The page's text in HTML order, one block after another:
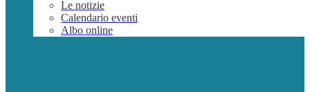
Le notizie
Calendario eventi
Albo online